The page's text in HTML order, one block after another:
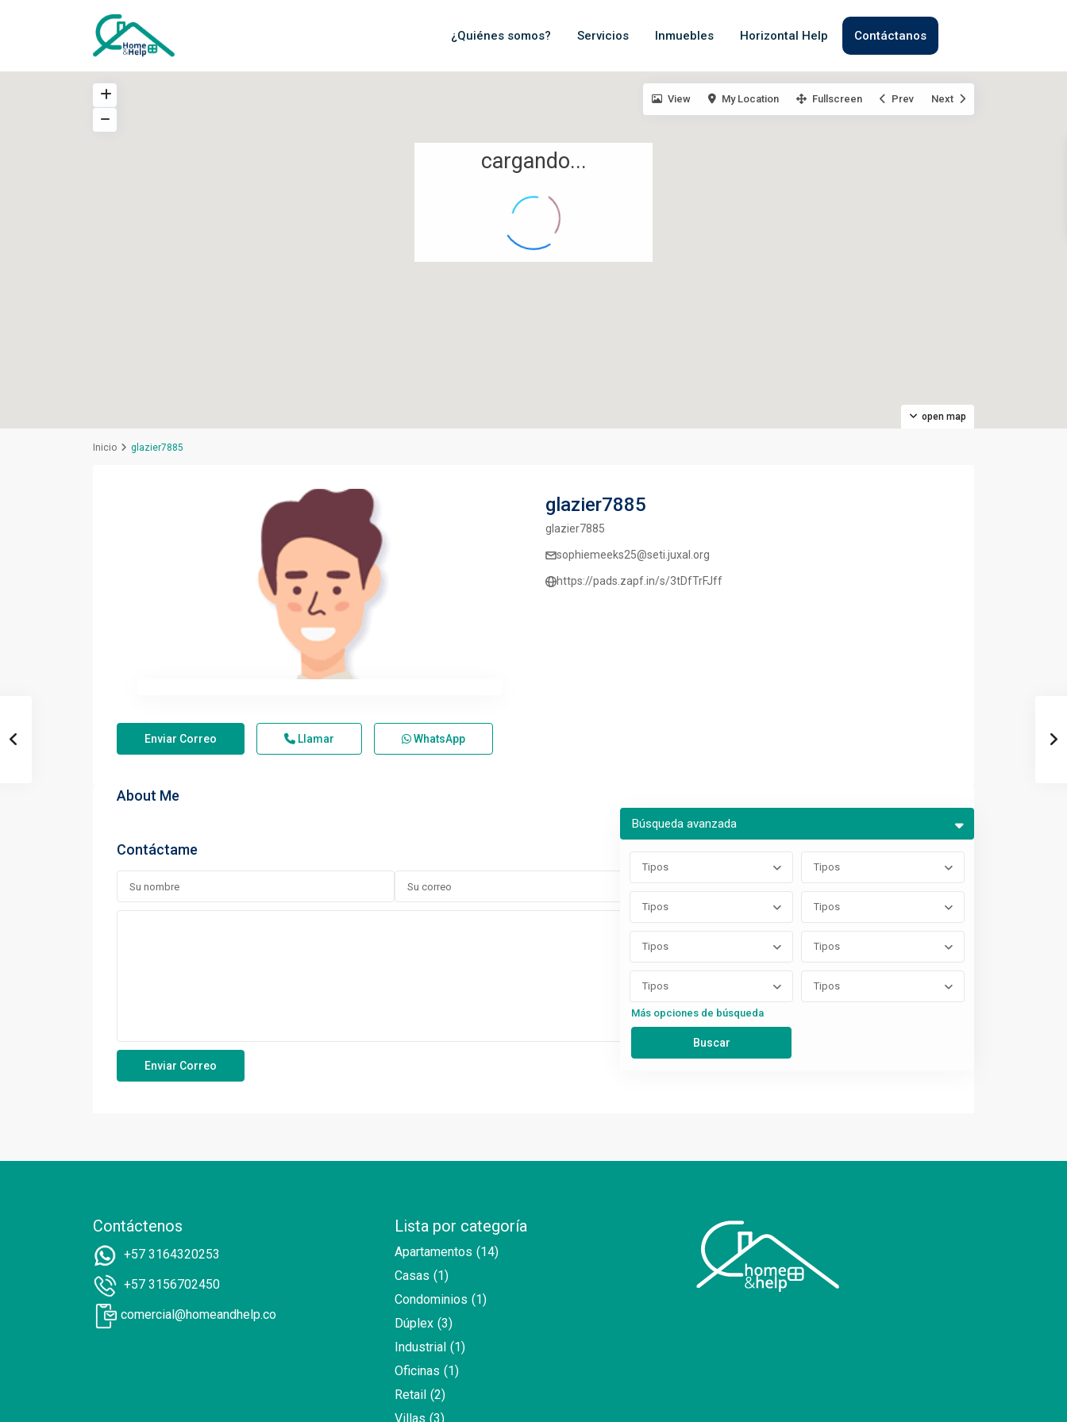
¿Quiénes somos? Servicios Inmuebles Horizontal Help Contáctanos
cargando...
open map
View My Location Fullscreen Prev Next
Búsqueda avanzada
Tipos Tipos
Tipos Tipos
Tipos Tipos
Tipos Tipos
Más opciones de búsqueda
Inicio glazier7885
glazier7885
glazier7885
sophiemeeks25@seti.juxal.org
https://pads.zapf.in/s/3tDfTrFJff
Enviar Correo Llamar WhatsApp
About Me
Contáctame
Contáctenos
+57 3164320253
+57 3156702450
comercial@homeandhelp.co
Lista por categoría
Apartamentos (14)
Casas (1)
Condominios (1)
Dúplex (3)
Industrial (1)
Oficinas (1)
Retail (2)
Villas (3)